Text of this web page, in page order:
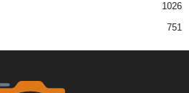
1026
751